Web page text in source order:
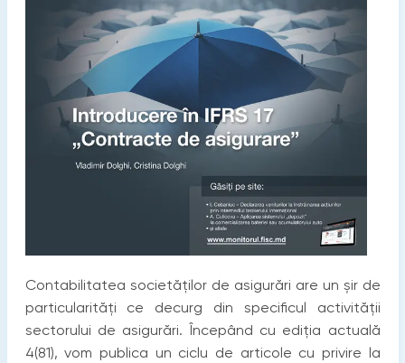
Contabilitatea societăților de asigurări are un șir de
particularități ce decurg din specificul activității
sectorului de asigurări. Începând cu ediția actuală
4(81), vom publica un ciclu de articole cu privire la